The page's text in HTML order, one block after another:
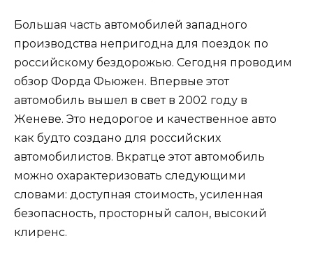
Большая часть автомобилей западного
производства непригодна для поездок по
российскому бездорожью. Сегодня проводим
обзор Форда Фьюжен. Впервые этот
автомобиль вышел в свет в 2002 году в
Женеве. Это недорогое и качественное авто
как будто создано для российских
автомобилистов. Вкратце этот автомобиль
можно охарактеризовать следующими
словами: доступная стоимость, усиленная
безопасность, просторный салон, высокий
клиренс.